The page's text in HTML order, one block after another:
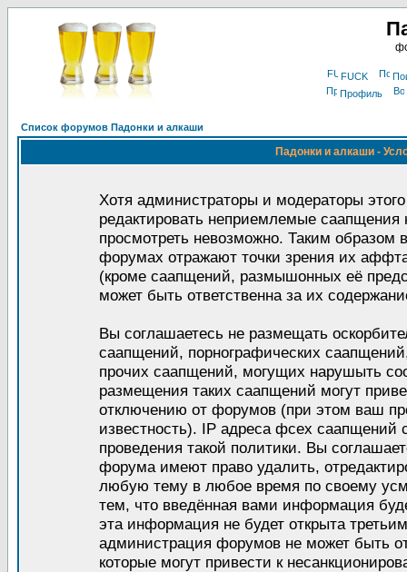
FUCK
Профиль
Список форумов Падонки и алкаши
Падонки и алкаши -
Хотя администраторы и модераторы
редактировать неприемлемые
просмотреть невозможно. Таким образом
форумах отражают точки зрения их
(кроме саапщений, размышонных её
может быть ответственна за их
Вы соглашаетесь не размещать
саапщений, порнографических
прочих саапщений, могущих нарушыть
размещения таких саапщений могут
отключению от форумов (при этом ваш
известность). IP адреса фсех саапщений
проведения такой политики. Вы
форума имеют право удалить,
любую тему в любое время по своему
тем, что введённая вами информация
эта информация не будет открыта
администрация форумов не может быть
которые могут привести к